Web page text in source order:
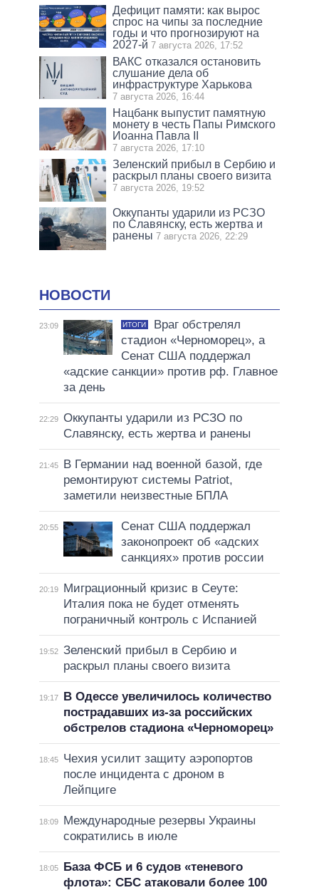
Дефицит памяти: как вырос
спрос на чипы за последние
годы и что прогнозируют на
2027-й 7 августа 2026, 17:52
ВАКС отказался остановить
слушание дела об
инфраструктуре Харькова
7 августа 2026, 16:44
Нацбанк выпустит памятную
монету в честь Папы Римского
Иоанна Павла II
7 августа 2026, 17:10
Зеленский прибыл в Сербию и
раскрыл планы своего визита
7 августа 2026, 19:52
Оккупанты ударили из РСЗО
по Славянску, есть жертва и
ранены 7 августа 2026, 22:29
НОВОСТИ
23:09 ИТОГИ
Враг обстрелял
стадион «Черноморец», а
Сенат США поддержал
«адские санкции» против рф. Главное
за день
22:29 Оккупанты ударили из РСЗО по
Славянску, есть жертва и ранены
21:45
В Германии над военной базой, где
ремонтируют системы Patriot,
заметили неизвестные БПЛА
20:55
Сенат США поддержал
законопроект об «адских
санкциях» против россии
20:19
Миграционный кризис в Сеуте:
Италия пока не будет отменять
пограничный контроль с Испанией
19:52 Зеленский прибыл в Сербию и
раскрыл планы своего визита
19:17
В Одессе увеличилось количество
пострадавших из-за российских
обстрелов стадиона «Черноморец»
18:45
Чехия усилит защиту аэропортов
после инцидента с дроном в
Лейпциге
18:09
Международные резервы Украины
сократились в июле
18:05
База ФСБ и 6 судов «теневого
флота»: СБС атаковали более 100